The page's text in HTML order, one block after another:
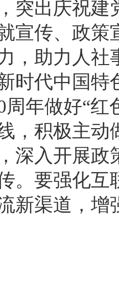
突出庆祝建
宣传、政策
，助力人社
时代中国
周年做好“
，积极主动
深入开展政
。要强化互
新渠道，增